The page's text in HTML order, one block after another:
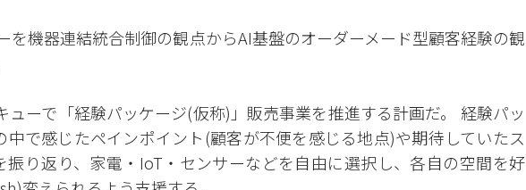
を機器連結統合制御の観点からAI基盤のオーダーメード型顧客経験の観
ューで「経験パッケージ(仮称)」販売事業を推進する計画だ。 経験パッ
中で感じたペインポイント(顧客が不便を感じる地点)や期待していたス
振り返り、家電・IoT・センサーなどを自由に選択し、各自の空間を好